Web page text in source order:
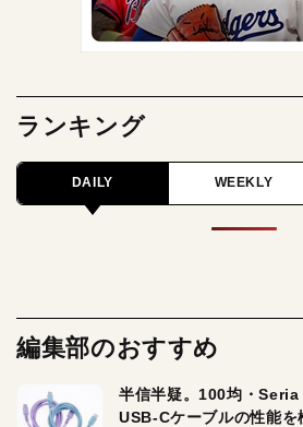
ランキング
DAILY WEEKLY
編集部のおすすめ
半信半疑。100均・
USB-Cケーブルの性能